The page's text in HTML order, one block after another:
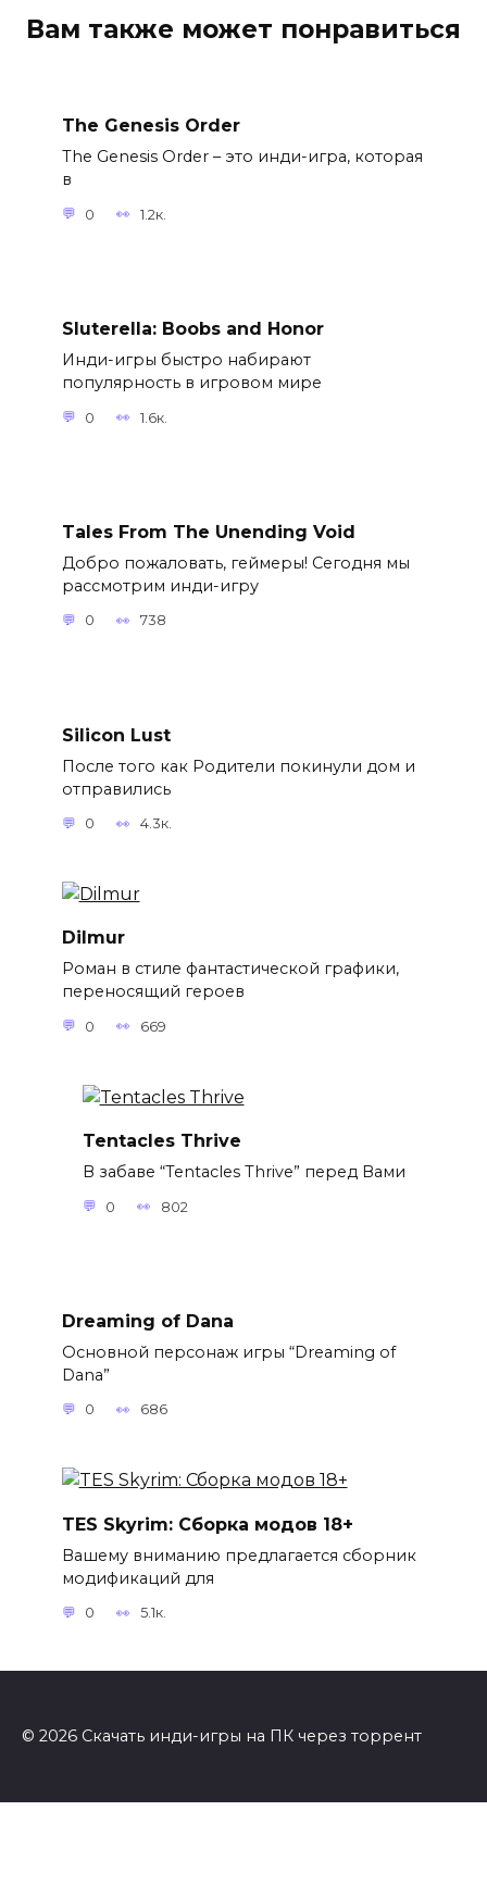
Вам также может понравиться
The Genesis Order
The Genesis Order – это инди-игра, которая
в
0 1.2к.
Sluterella: Boobs and Honor
Инди-игры быстро набирают
популярность в игровом мире
0 1.6к.
Tales From The Unending Void
Добро пожаловать, геймеры! Сегодня мы
рассмотрим инди-игру
0 738
Silicon Lust
После того как Родители покинули дом и
отправились
0 4.3к.
Dilmur
Роман в стиле фантастической графики,
переносящий героев
0 669
Tentacles Thrive
В забаве “Tentacles Thrive” перед Вами
0 802
Dreaming of Dana
Основной персонаж игры “Dreaming of
Dana”
0 686
TES Skyrim: Сборка модов 18+
Вашему вниманию предлагается сборник
модификаций для
0 5.1к.
© 2026 Скачать инди-игры на ПК через торрент